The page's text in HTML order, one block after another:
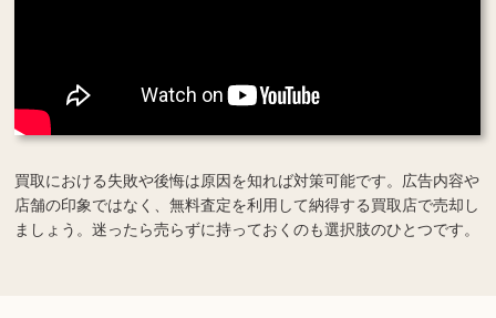
買取における失敗や後悔は原因を知れば対策可能です。広告内容や
店舗の印象ではなく、無料査定を利用して納得する買取店で売却し
ましょう。迷ったら売らずに持っておくのも選択肢のひとつです。